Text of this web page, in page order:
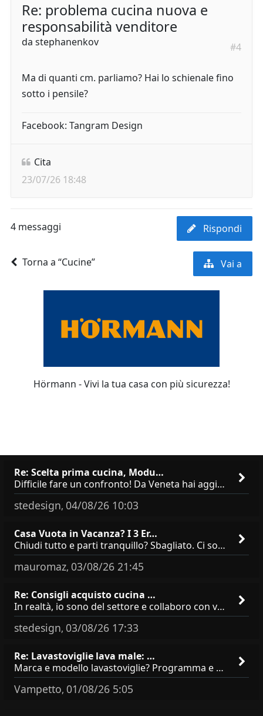
Re: problema cucina nuova e
responsabilità venditore
#4
da stephanenkov
Ma di quanti cm. parliamo? Hai lo schienale fino
sotto i pensile?
Facebook: Tangram Design
Cita
23/07/26 18:48
4 messaggi Rispondi
Torna a “Cucine” Vai a
Hörmann - Vivi la tua casa con più sicurezza!
Re: Scelta prima cucina, Modu…
Difficile fare un confronto! Da Veneta hai aggiunto i pensili a tutta altezza e una colonna dispensa da 30, che da soli
stedesign, 04/08/26 10:03
Casa Vuota in Vacanza? I 3 Er…
Chiudi tutto e parti tranquillo? Sbagliato. Ci sono 3 comportamenti che dicono ai ladri &quot;sono via per due settimane
mauromaz, 03/08/26 21:45
Re: Consigli acquisto cucina …
In realtà, io sono del settore e collaboro con vari negozi, ti possono dire che sono tutti brand abbastanza simili come
stedesign, 03/08/26 17:33
Re: Lavastoviglie lava male: …
Marca e modello lavastoviglie? Programma e Deterisvo utilizzato ? Decalcificatore è regolato in in base alla durezza
Vampetto, 01/08/26 5:05